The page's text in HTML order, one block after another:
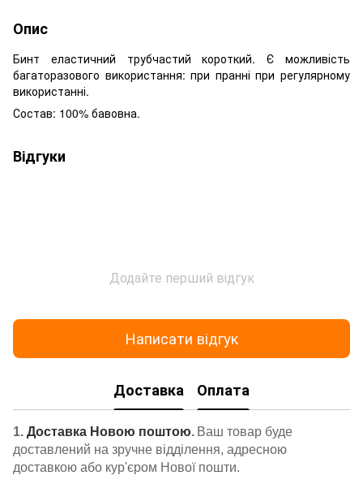
Опис
Бинт еластичний трубчастий короткий. Є можливість
багаторазового використання: при пранні при регулярному
використанні.
Состав: 100% бавовна.
Відгуки
Додайте перший відгук
Написати відгук
Доставка Оплата
1. Доставка Новою поштою. Ваш товар буде
доставлений на зручне відділення, адресною
доставкою або кур'єром Нової пошти.